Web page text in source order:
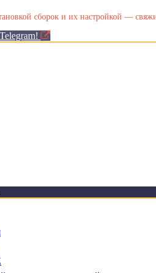
сборок и их настройкой —